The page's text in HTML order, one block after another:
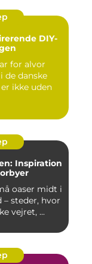
DIY-
for alvor
de danske
ikke uden
Inspiration
oaser midt i
– steder, hvor
vejret, ...